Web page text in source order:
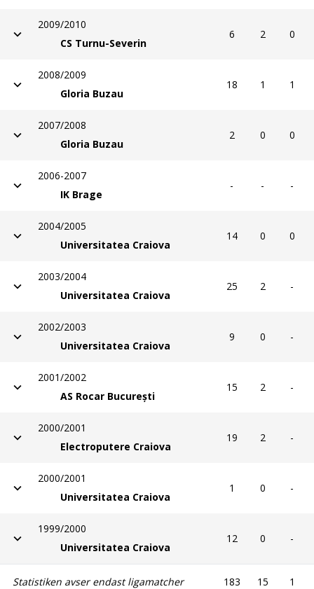
2009/2010
CS Turnu-Severin
6 2 0
2008/2009
Gloria Buzau
18 1 1
2007/2008
Gloria Buzau
2 0 0
2006-2007
IK Brage
- - -
2004/2005
Universitatea Craiova
14 0 0
2003/2004
Universitatea Craiova
25 2 -
2002/2003
Universitatea Craiova
9 0 -
2001/2002
AS Rocar București
15 2 -
2000/2001
Electroputere Craiova
19 2 -
2000/2001
Universitatea Craiova
1 0 -
1999/2000
Universitatea Craiova
12 0 -
Statistiken avser endast ligamatcher 183 15 1